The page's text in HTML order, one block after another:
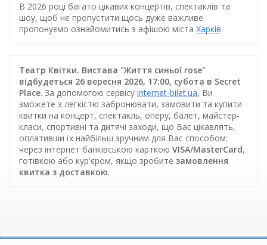
В 2026 році багато цікавих концертів, спектаклів та
шоу, щоб не пропустити щось дуже важливе
пропонуємо ознайомитись з афішою міста Харків.
Театр Квітки. Вистава "Життя синьої rose"
відбудеться 26 вересня 2026, 17:00, субота в Secret
Place. За допомогою сервісу internet-bilet.ua, Ви
зможете з легкістю забронювати, замовити та купити
квитки на концерт, спектакль, оперу, балет, майстер-
класи, спортивні та дитячі заходи, що Вас цікавлять,
оплативши їх найбільш зручним для Вас способом:
через інтернет банківською карткою VISA/MasterCard,
готівкою або кур'єром, якщо зробите замовлення
квитка з доставкою.